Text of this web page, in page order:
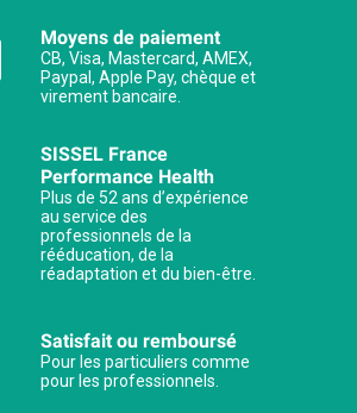
Moyens de paiement
CB, Visa, Mastercard, AMEX,
Paypal, Apple Pay, chèque et
virement bancaire.
SISSEL France
Performance Health
Plus de 52 ans d’expérience
au service des
professionnels de la
rééducation, de la
réadaptation et du bien-être.
Satisfait ou remboursé
Pour les particuliers comme
pour les professionnels.